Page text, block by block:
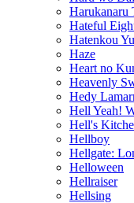
Harukanaru
Hateful
Hatenkou
Haze
Heart no
Heavenly
Hedy
Hell Yeah!
Hell's
Hellboy
Hellgate:
Helloween
Hellraiser
Hellsing